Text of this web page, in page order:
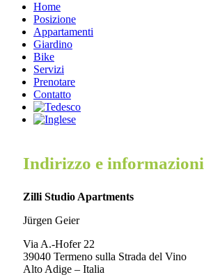
Home
Posizione
Appartamenti
Giardino
Bike
Servizi
Prenotare
Contatto
Indirizzo e informazioni
Zilli Studio Apartments
Jürgen Geier
Via A.-Hofer 22
39040 Termeno sulla Strada del Vino
Alto Adige – Italia